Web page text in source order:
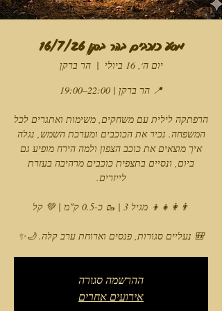
מסע כוכבים בהר ברקן 16/7/26
יום ה׳, 16 ביולי
  |
הר ברקן
הרפתקה לילית עם משחקים, משימות ואתגרים לכל
המשפחה. נכיר את הכוכבים ומערכת השמש, נגלה
איך מוצאים את כוכב הצפון ולמה הירח מופיע גם
ביום, ונסיים בתצפית כוכבים מרהיבה בעזרת
🎒 נעליים סגורות, פנסים וארוחת ערב קלה. 🌙✨
ההרשמה סגורה
אירועים אחרים